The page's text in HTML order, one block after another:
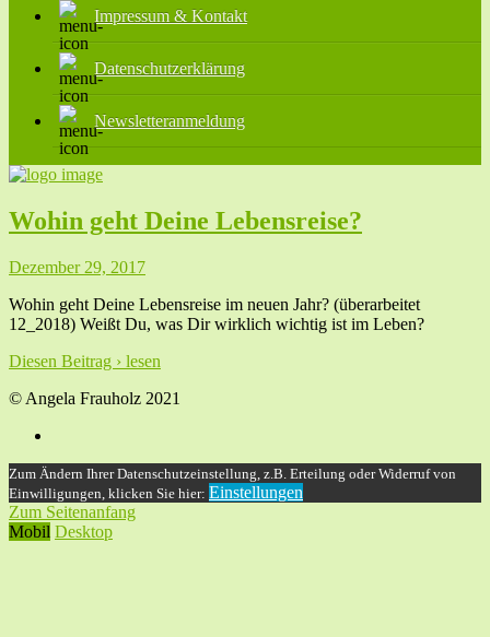
Impressum & Kontakt
Datenschutzerklärung
Newsletteranmeldung
Wohin geht Deine Lebensreise?
Dezember 29, 2017
Wohin geht Deine Lebensreise im neuen Jahr? (überarbeitet
12_2018) Weißt Du, was Dir wirklich wichtig ist im Leben?
Diesen Beitrag › lesen
© Angela Frauholz 2021
Zum Ändern Ihrer Datenschutzeinstellung, z.B. Erteilung oder Widerruf von
Einwilligungen, klicken Sie hier: Einstellungen
Zum Seitenanfang
Mobil Desktop